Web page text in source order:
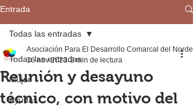
Entrada
Todas las entradas
Mujer
Ayudas
Todas las entradas
Reunión y desayuno
técnico, con motivo del
Asociación Para El Desarrollo Comarcal del
16 nov 2023 2 min de lectura